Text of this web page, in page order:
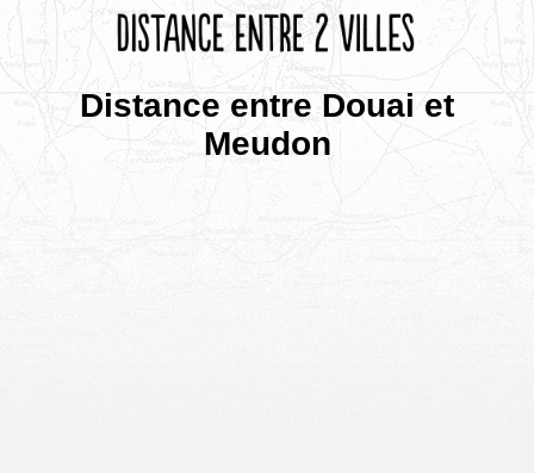
Distance entre Douai et
Meudon